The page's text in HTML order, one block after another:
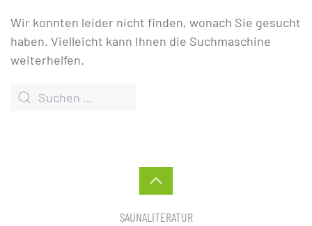
Wir konnten leider nicht finden, wonach Sie gesucht
haben. Vielleicht kann Ihnen die Suchmaschine
weiterhelfen.
SAUNALITERATUR